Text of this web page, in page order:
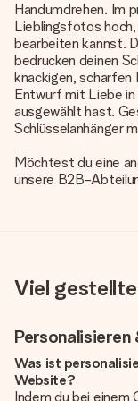
Handumdrehen. Im
Lieblingsfotos
bearbeiten kannst.
bedrucken deinen
knackigen, scharfen
Entwurf mit Liebe in
ausgewählt hast.
Schlüsselanhänger
Möchtest du eine
unsere B2B-
Viel
Was ist
Website?
Indem du bei einem